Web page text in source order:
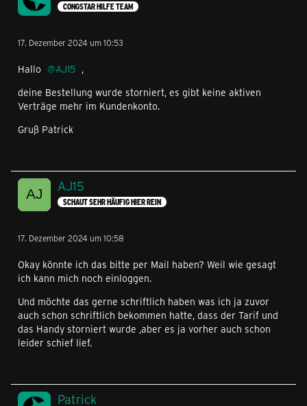
CONGSTAR HILFE TEAM
17. Dezember 2024 um 10:53
Hallo AJ15 ,
deine Bestellung wurde storniert, es gibt keine aktiven
Verträge mehr im Kundenkonto.
Gruß Patrick
AJ15
SCHAUT SEHR HÄUFIG HIER REIN
17. Dezember 2024 um 10:58
Okay könnte ich das bitte per Mail haben? Weil wie gesagt
ich kann mich noch einloggen.
Und möchte das gerne schriftlich haben was ich ja zuvor
auch schon schriftlich bekommen hatte, dass der Tarif und
das Handy storniert wurde ,aber es ja vorher auch schon
leider schief lief.
Patrick